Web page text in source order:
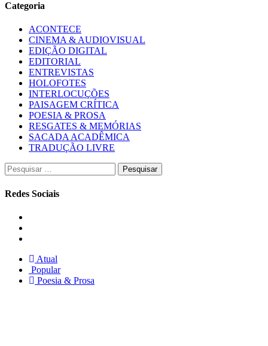
Categoria
ACONTECE
CINEMA & AUDIOVISUAL
EDIÇÃO DIGITAL
EDITORIAL
ENTREVISTAS
HOLOFOTES
INTERLOCUÇÕES
PAISAGEM CRÍTICA
POESIA & PROSA
RESGATES & MEMÓRIAS
SACADA ACADÊMICA
TRADUÇÃO LIVRE
Pesquisar
por:
Redes Sociais
Atual
Popular
Poesia & Prosa